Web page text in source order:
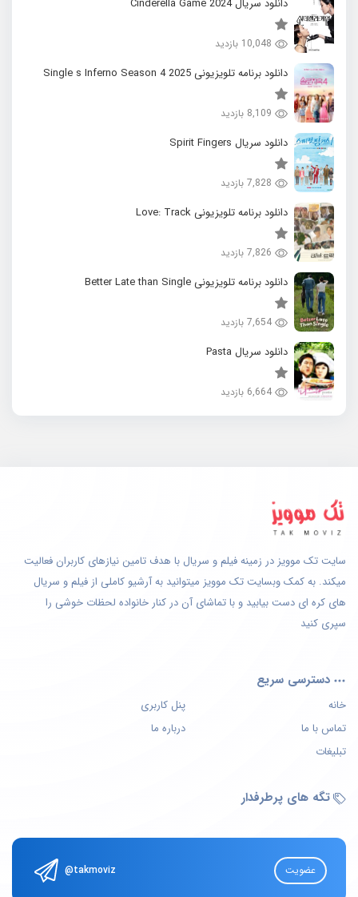
10,048 بازدید
دانلود برنامه تلویزیونی 2025 Single s Inferno Season 4
8,109 بازدید
دانلود سریال Spirit Fingers
7,828 بازدید
دانلود برنامه تلویزیونی Love: Track
7,826 بازدید
دانلود برنامه تلویزیونی Better Late than Single
7,654 بازدید
دانلود سریال Pasta
6,664 بازدید
سایت تک موویز در زمینه فیلم و سریال با هدف تامین نیازهای کاربران فعالیت
میکند. به کمک وبسایت تک موویز میتوانید به آرشیو کاملی از فیلم و سریال
های کره ای دست بیابید و با تماشای آن در کنار خانواده لحظات خوشی را
سپری کنید
دسترسی سریع
خانه
پنل کاربری
تماس با ما
درباره ما
تبلیغات
تگه های پرطرفدار
@takmoviz عضویت